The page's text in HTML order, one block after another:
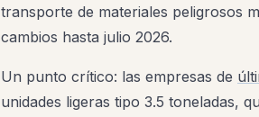
transporte de materiales peligrosos
cambios hasta julio 2026.
Un punto crítico: las empresas de
unidades ligeras tipo 3.5 toneladas,